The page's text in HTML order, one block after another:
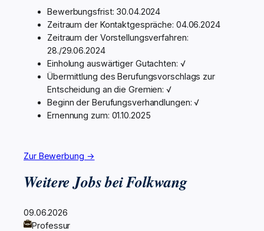
Bewerbungsfrist: 30.04.2024
Zeitraum der Kontaktgespräche: 04.06.2024
Zeitraum der Vorstellungsverfahren:
28./29.06.2024
Einholung auswärtiger Gutachten: √
Übermittlung des Berufungsvorschlags zur
Entscheidung an die Gremien: √
Beginn der Berufungsverhandlungen: √
Ernennung zum: 01.10.2025
Zur Bewerbung →
Weitere Jobs bei Folkwang
09.06.2026
Professur